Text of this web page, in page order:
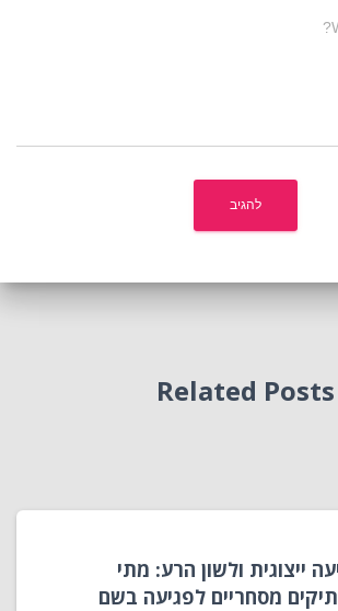
Related Posts
ייצוגית ולשון הרע: מתי
מסחריים לפגיעה בשם